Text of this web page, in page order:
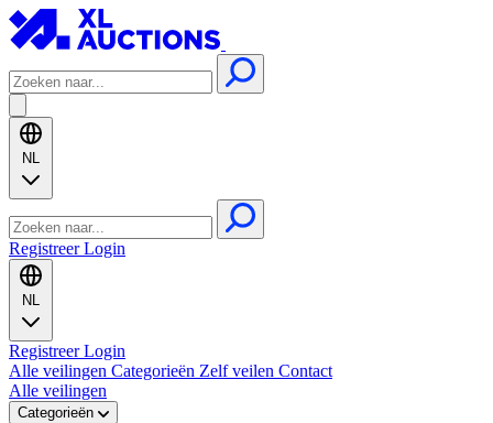
NL
RegistreerLogin
NL
RegistreerLogin
Alle veilingen Categorieën Zelf veilen Contact
Alle veilingen
Categorieën